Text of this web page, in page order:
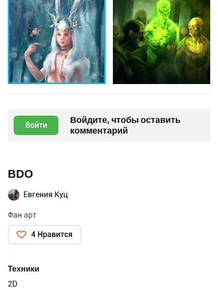
Войти
Войдите, чтобы оставить
комментарий
BDO
Евгения Куц
Фан арт
4 Нравится
Техники
2D